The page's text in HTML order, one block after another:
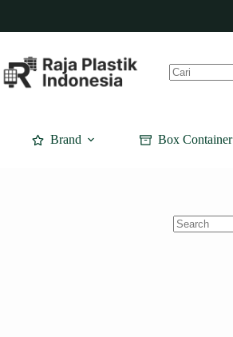
content
Brand Box Container